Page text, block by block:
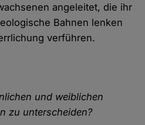
ange­leitet, die ihr
Bahnen lenken
verführen.
und weiblichen
zu unterscheiden?